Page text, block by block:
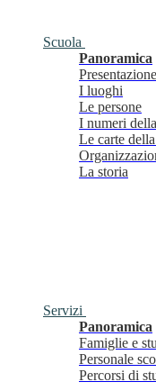
Scuola
Panoramica
Presentazione
I luoghi
Le persone
I numeri
Le carte
La storia
Servizi
Panoramica
Famiglie e
Personale
Percorsi di